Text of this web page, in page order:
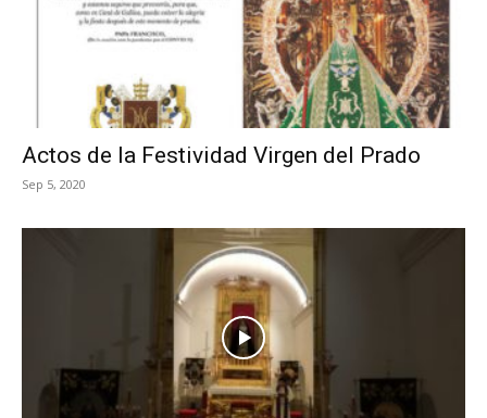
Actos de la Festividad Virgen del Prado
Sep 5, 2020